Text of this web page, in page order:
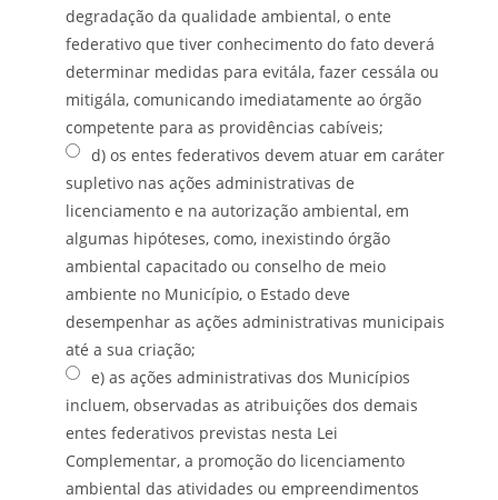
degradação da qualidade ambiental, o ente
federativo que tiver conhecimento do fato deverá
determinar medidas para evitála, fazer cessála ou
mitigála, comunicando imediatamente ao órgão
competente para as providências cabíveis;
d) os entes federativos devem atuar em caráter
supletivo nas ações administrativas de
licenciamento e na autorização ambiental, em
algumas hipóteses, como, inexistindo órgão
ambiental capacitado ou conselho de meio
ambiente no Município, o Estado deve
desempenhar as ações administrativas municipais
até a sua criação;
e) as ações administrativas dos Municípios
incluem, observadas as atribuições dos demais
entes federativos previstas nesta Lei
Complementar, a promoção do licenciamento
ambiental das atividades ou empreendimentos